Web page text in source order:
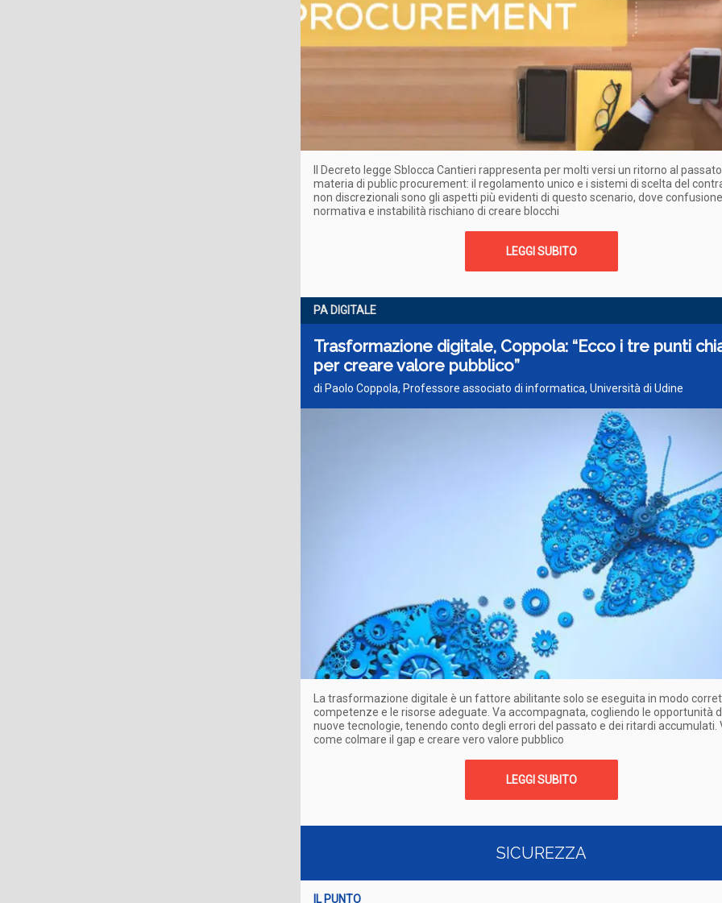
Il Decreto legge Sblocca Cantieri rappresenta per molti versi un ritorno al
materia di public procurement: il regolamento unico e i sistemi di scelta del
non discrezionali sono gli aspetti più evidenti di questo scenario, dove confusione
normativa e instabilità rischiano di creare blocchi
LEGGI SUBITO
PA DIGITALE
Trasformazione digitale, Coppola: “Ecco i tre punti
per creare valore pubblico”
di Paolo Coppola, Professore associato di informatica, Università di Udine
La trasformazione digitale è un fattore abilitante solo se eseguita in modo
competenze e le risorse adeguate. Va accompagnata, cogliendo le opportunità
nuove tecnologie, tenendo conto degli errori del passato e dei ritardi accumulati.
come colmare il gap e creare vero valore pubblico
LEGGI SUBITO
SICUREZZA
IL PUNTO